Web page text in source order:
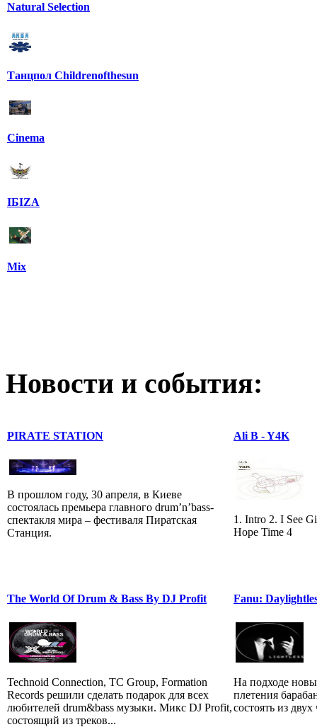
Natural Selection
Танцпол Childrenofthesun
Cinema
IБIZA
Mix
Новости и события:
PIRATE STATION
В прошлом году, 30 апреля, в Киеве
состоялась премьера главного drum’n’bass-
спектакля мира – фестиваля Пиратская
Станция.
Ali B - Y4K
1. Intro 2. I See
Hope Time 4
The World Of Drum & Bass By DJ Profit
Technoid Connection, TC Group, Formation
Records решили сделать подарок для всех
любителей drum&bass музыки. Микс DJ Profit,
состоящий из треков...
Fanu:
На подходе
плетения
состоять из двух